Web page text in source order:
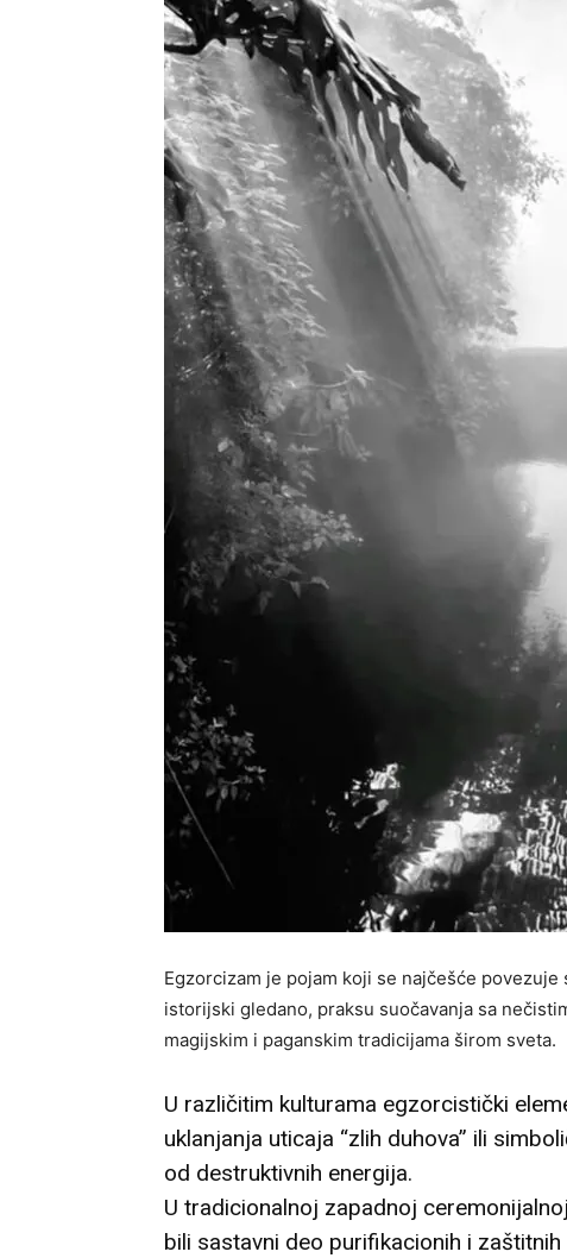
Egzorcizam je pojam koji se najčešće
istorijski gledano, praksu suočavanja sa
magijskim i paganskim tradicijama širom sveta.
U različitim kulturama egzorcistički
uklanjanja uticaja “zlih duhova” ili
od destruktivnih energija.
U tradicionalnoj zapadnoj
bili sastavni deo purifikacionih i zaštitnih